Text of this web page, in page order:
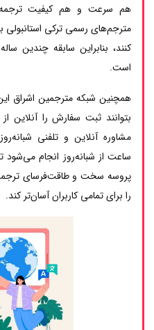
هم سرعت و هم کیفیت ترجمه
مترجم‌های رسمی ترکی
کنند، بنابراین سابقه چندین
است.
همچنین شبکه مترجمین اشراق
بتوانند ثبت سفارش را آنلاین
مشاوره آنلاین و تلفنی
ساعت از شبانه‌روز انجام می‌شود
پروسه سخت و طاقت‌فرسای ترجمه
را برای تمامی کاربران آسان‌تر کند.